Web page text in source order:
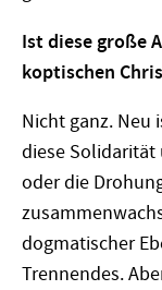
Ist diese große
koptischen
Nicht ganz. Neu
diese Solidarität
oder die
dogmatischer
Trennendes.